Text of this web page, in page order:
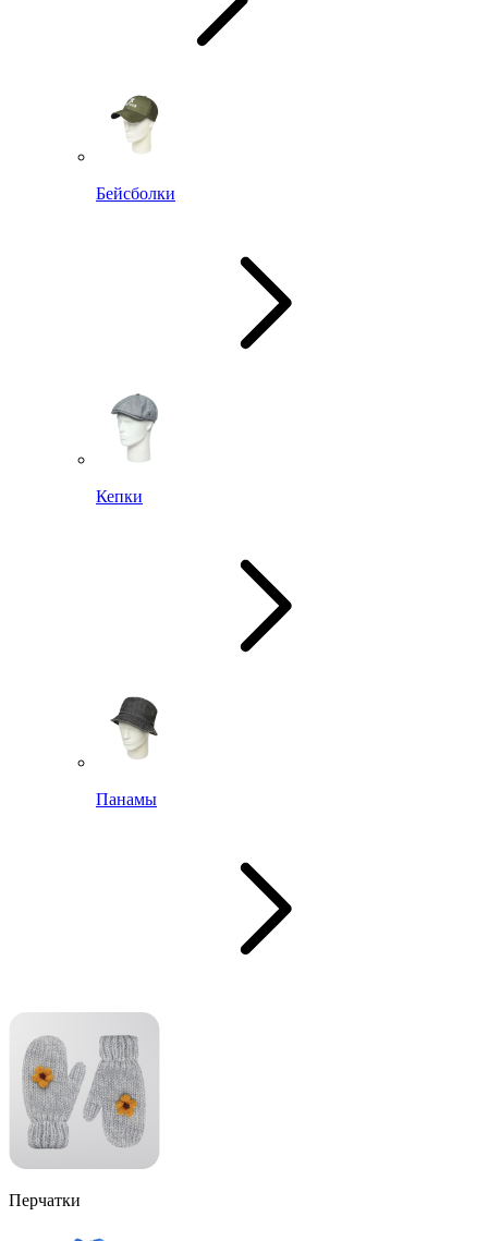
Бейсболки
Кепки
Панамы
Перчатки